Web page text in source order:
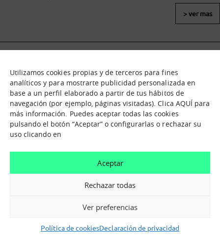
Utilizamos cookies propias y de terceros para fines
analíticos y para mostrarte publicidad personalizada en
base a un perfil elaborado a partir de tus hábitos de
navegación (por ejemplo, páginas visitadas). Clica AQUÍ para
más información. Puedes aceptar todas las cookies
pulsando el botón “Aceptar” o configurarlas o rechazar su
uso clicando en
Aceptar
Rechazar todas
Ver preferencias
Política de cookiesDeclaración de privacidad
> ver mas
Qué es
Nodos
Nuestra oferta
Catálogo de activos
Jornadas de inmersión
Experiencias
Contáctanos
¿En que te podemos ayudar?
Contáctanos